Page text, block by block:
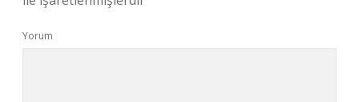
Yorum